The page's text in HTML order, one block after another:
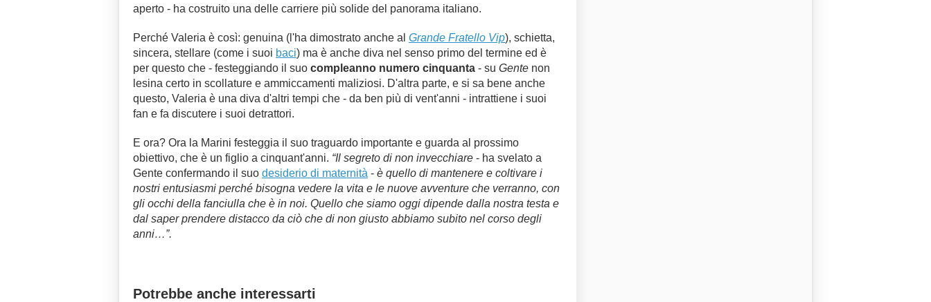
aperto - ha costruito una delle carriere più solide del panorama italiano.
Perché Valeria è così: genuina (l'ha dimostrato anche al Grande Fratello Vip), schietta,
sincera, stellare (come i suoi baci) ma è anche diva nel senso primo del termine ed è
per questo che - festeggiando il suo compleanno numero cinquanta - su Gente non
lesina certo in scollature e ammiccamenti maliziosi. D'altra parte, e si sa bene anche
questo, Valeria è una diva d'altri tempi che - da ben più di vent'anni - intrattiene i suoi
fan e fa discutere i suoi detrattori.
E ora? Ora la Marini festeggia il suo traguardo importante e guarda al prossimo
obiettivo, che è un figlio a cinquant'anni. “Il segreto di non invecchiare - ha svelato a
Gente confermando il suo desiderio di maternità - è quello di mantenere e coltivare i
nostri entusiasmi perché bisogna vedere la vita e le nuove avventure che verranno, con
gli occhi della fanciulla che è in noi. Quello che siamo oggi dipende dalla nostra testa e
dal saper prendere distacco da ciò che di non giusto abbiamo subito nel corso degli
anni…”.
Potrebbe anche interessarti